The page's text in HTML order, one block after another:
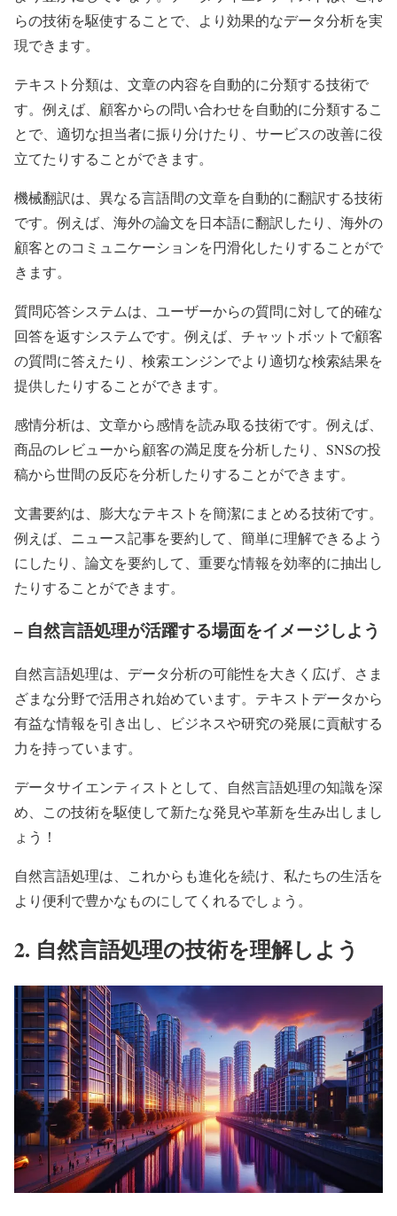
らの技術を駆使することで、より効果的なデータ分析を実
現できます。
テキスト分類は、文章の内容を自動的に分類する技術で
す。例えば、顧客からの問い合わせを自動的に分類するこ
とで、適切な担当者に振り分けたり、サービスの改善に役
立てたりすることができます。
機械翻訳は、異なる言語間の文章を自動的に翻訳する技術
です。例えば、海外の論文を日本語に翻訳したり、海外の
顧客とのコミュニケーションを円滑化したりすることがで
きます。
質問応答システムは、ユーザーからの質問に対して的確な
回答を返すシステムです。例えば、チャットボットで顧客
の質問に答えたり、検索エンジンでより適切な検索結果を
提供したりすることができます。
感情分析は、文章から感情を読み取る技術です。例えば、
商品のレビューから顧客の満足度を分析したり、SNSの投
稿から世間の反応を分析したりすることができます。
文書要約は、膨大なテキストを簡潔にまとめる技術です。
例えば、ニュース記事を要約して、簡単に理解できるよう
にしたり、論文を要約して、重要な情報を効率的に抽出し
たりすることができます。
– 自然言語処理が活躍する場面をイメージしよう
自然言語処理は、データ分析の可能性を大きく広げ、さま
ざまな分野で活用され始めています。テキストデータから
有益な情報を引き出し、ビジネスや研究の発展に貢献する
力を持っています。
データサイエンティストとして、自然言語処理の知識を深
め、この技術を駆使して新たな発見や革新を生み出しまし
ょう！
自然言語処理は、これからも進化を続け、私たちの生活を
より便利で豊かなものにしてくれるでしょう。
2. 自然言語処理の技術を理解しよう